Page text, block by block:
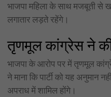
भाजपा महिला के साथ मजबूती से
लगातार लड़ते रहेंगे।
तृणमूल कांग्रेस ने
भाजपा के आरोप पर में तृणमूल
ने माना कि पार्टी को यह अनुमान
अपराध में शामिल होंगे।